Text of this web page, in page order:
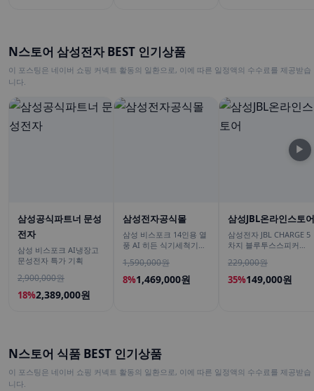
N스토어 삼성전자 BEST 인기상품
이 포스팅은 네이버 쇼핑 커넥트 활동의 일환으로, 이에 따른 일정액의 수수료를 제공받습
니다.
삼성공식파트너 문성
전자
삼성 비스포크 AI냉장고
문성전자 특가 기획
2,900,000원
18%2,389,000원
삼성전자공식몰
삼성 비스포크 14인용 열
풍 AI 히든 식기세척기
1,590,000원
8%1,469,000원
삼성JBL온라인스토어
삼성전자 JBL CHARGE 5
차지 블루투스스피커
229,000원
35%149,000원
▶
N스토어 식품 BEST 인기상품
이 포스팅은 네이버 쇼핑 커넥트 활동의 일환으로, 이에 따른 일정액의 수수료를 제공받습
니다.